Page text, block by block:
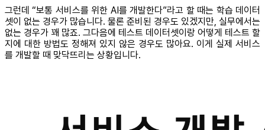
그런데 “보통 서비스를 위한 AI를 개발한다”라고 할 때는 학습 데이터
셋이 없는 경우가 많습니다. 물론 준비된 경우도 있겠지만, 실무에서는
없는 경우가 꽤 많죠. 그다음에 테스트 데이터셋이랑 어떻게 테스트 할
지에 대한 방법도 정해져 있지 않은 경우도 많아요. 이게 실제 서비스
를 개발할 때 맞닥뜨리는 상황입니다.